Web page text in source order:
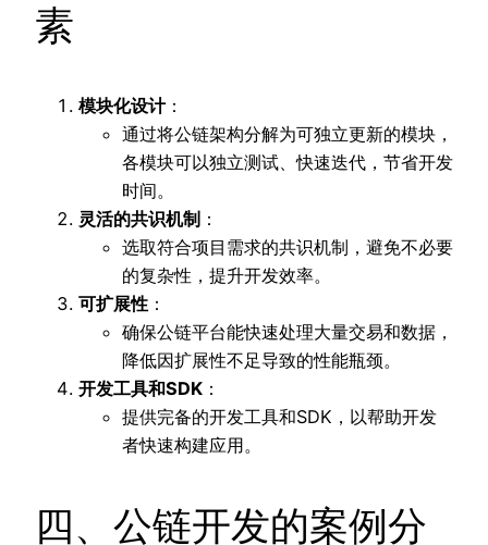
素
模块化设计：
通过将公链架构分解为可独立更新的模块，
各模块可以独立测试、快速迭代，节省开发
时间。
灵活的共识机制 ：
选取符合项目需求的共识机制，避免不必要
的复杂性，提升开发效率。
可扩展性 ：
确保公链平台能快速处理大量交易和数据，
降低因扩展性不足导致的性能瓶颈。
开发工具和SDK ：
提供完备的开发工具和SDK，以帮助开发
者快速构建应用。
四、公链开发的案例分